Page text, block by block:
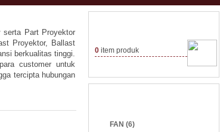
serta Part Proyektor
Proyektor, Ballast
berkualitas tinggi.
customer untuk
tercipta hubungan
0 item produk
FAN (6)